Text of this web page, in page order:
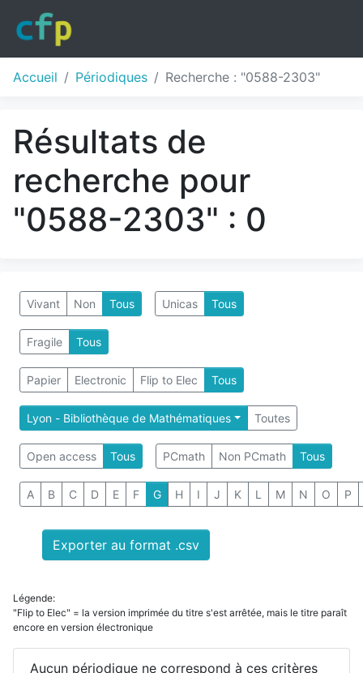
Accueil Périodiques Recherche : "0588-2303"
Résultats de
recherche pour
"0588-2303" : 0
Vivant Non Tous Unicas Tous
Fragile Tous
Papier Electronic Flip to Elec Tous
Lyon - Bibliothèque de Mathématiques Toutes
Open access Tous PCmath Non PCmath Tous
A B C D E F G H I J K L M N O P
Exporter au format .csv
Légende:
"Flip to Elec" = la version imprimée du titre s'est arrêtée, mais le titre paraît
encore en version électronique
Aucun périodique ne correspond à ces critères